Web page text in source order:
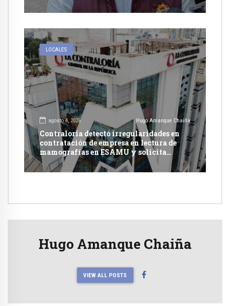
LOCALES
agosto 4, 2026 Hugo Amanque Chaiña
Contraloría detectó irregularidades en
contratación de empresa en lectura de
mamografías en ESAMU y solicita
acciones penales contra funcionarios
Hugo Amanque Chaiña
VIEW ALL POSTS